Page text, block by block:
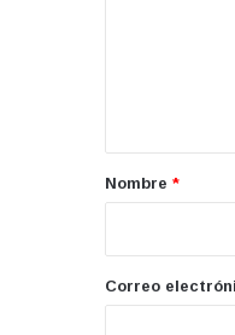
r
*
Nombre *
Correo